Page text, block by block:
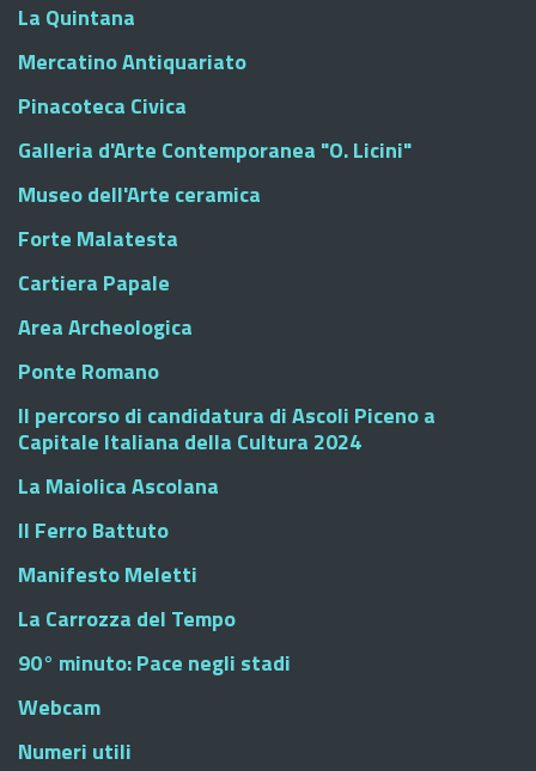
La Quintana
Mercatino Antiquariato
Pinacoteca Civica
Galleria d'Arte Contemporanea "O. Licini"
Museo dell'Arte ceramica
Forte Malatesta
Cartiera Papale
Area Archeologica
Ponte Romano
Il percorso di candidatura di Ascoli Piceno a
Capitale Italiana della Cultura 2024
La Maiolica Ascolana
Il Ferro Battuto
Manifesto Meletti
La Carrozza del Tempo
90° minuto: Pace negli stadi
Webcam
Numeri utili